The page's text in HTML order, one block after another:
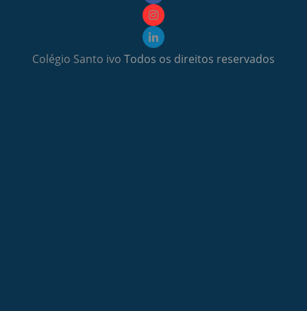
Colégio Santo ivo Todos os direitos reservados